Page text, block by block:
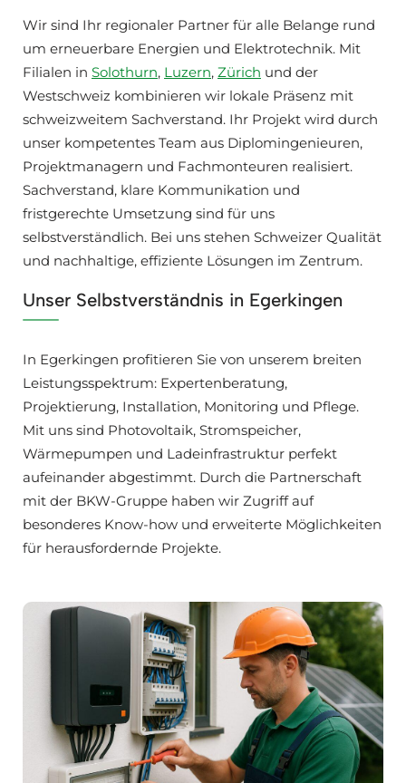
Wir sind Ihr regionaler Partner für alle Belange rund
um erneuerbare Energien und Elektrotechnik. Mit
Filialen in Solothurn, Luzern, Zürich und der
Westschweiz kombinieren wir lokale Präsenz mit
schweizweitem Sachverstand. Ihr Projekt wird durch
unser kompetentes Team aus Diplomingenieuren,
Projektmanagern und Fachmonteuren realisiert.
Sachverstand, klare Kommunikation und
fristgerechte Umsetzung sind für uns
selbstverständlich. Bei uns stehen Schweizer Qualität
und nachhaltige, effiziente Lösungen im Zentrum.
Unser Selbstverständnis in Egerkingen
In Egerkingen profitieren Sie von unserem breiten
Leistungsspektrum: Expertenberatung,
Projektierung, Installation, Monitoring und Pflege.
Mit uns sind Photovoltaik, Stromspeicher,
Wärmepumpen und Ladeinfrastruktur perfekt
aufeinander abgestimmt. Durch die Partnerschaft
mit der BKW-Gruppe haben wir Zugriff auf
besonderes Know-how und erweiterte Möglichkeiten
für herausfordernde Projekte.